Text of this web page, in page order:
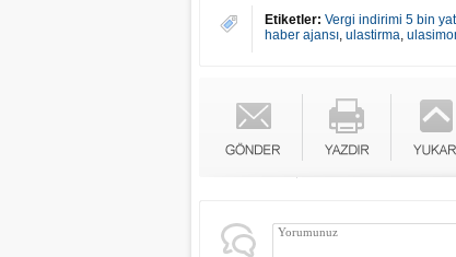
Etiketler: Vergi indirimi 5 bin
haber ajansı, ulastirma,